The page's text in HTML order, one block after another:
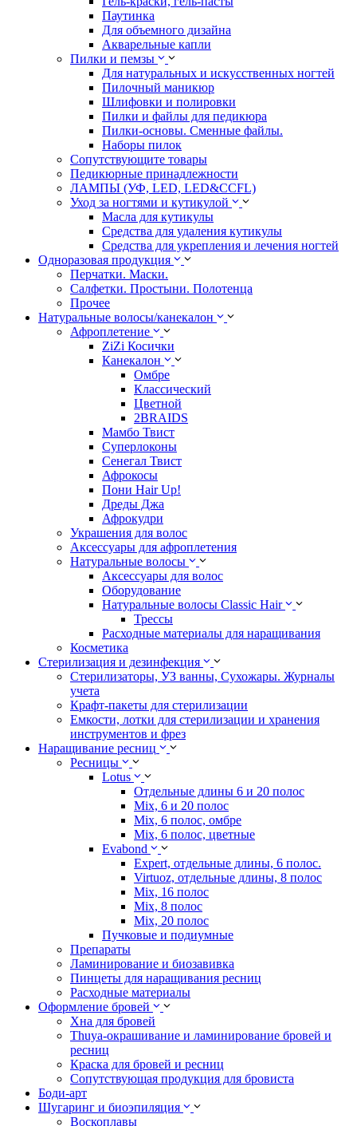
Паутинка
Для объемного дизайна
Акварельные капли
Пилки и пемзы
Для натуральных и искусственных ногтей
Пилочный маникюр
Шлифовки и полировки
Пилки и файлы для педикюра
Пилки-основы. Сменные файлы.
Наборы пилок
Сопутствующите товары
Педикюрные принадлежности
ЛАМПЫ (УФ, LED, LED&CCFL)
Уход за ногтями и кутикулой
Масла для кутикулы
Средства для удаления кутикулы
Средства для укрепления и лечения ногтей
Одноразовая продукция
Перчатки. Маски.
Салфетки. Простыни. Полотенца
Прочее
Натуральные волосы/канекалон
Афроплетение
ZiZi Косички
Канекалон
Омбре
Классический
Цветной
2BRAIDS
Мамбо Твист
Суперлоконы
Сенегал Твист
Афрокосы
Пони Hair Up!
Дреды Джа
Афрокудри
Украшения для волос
Аксессуары для афроплетения
Натуральные волосы
Аксессуары для волос
Оборудование
Натуральные волосы Classic Hair
Трессы
Расходные материалы для наращивания
Косметика
Стерилизация и дезинфекция
Стерилизаторы, УЗ ванны, Сухожары. Журналы
учета
Крафт-пакеты для стерилизации
Емкости, лотки для стерилизации и хранения
инструментов и фрез
Наращивание ресниц
Ресницы
Lotus
Отдельные длины 6 и 20 полос
Mix, 6 и 20 полос
Mix, 6 полос, омбре
Mix, 6 полос, цветные
Evabond
Expert, отдельные длины, 6 полос.
Virtuoz, отдельные длины, 8 полос
Mix, 16 полос
Mix, 8 полос
Mix, 20 полос
Пучковые и подиумные
Препараты
Ламинирование и биозавивка
Пинцеты для наращивания ресниц
Расходные материалы
Оформление бровей
Хна для бровей
Thuya-окрашивание и ламинирование бровей и
ресниц
Краска для бровей и ресниц
Сопутствующая продукция для бровиста
Боди-арт
Шугаринг и биоэпиляция
Воскоплавы